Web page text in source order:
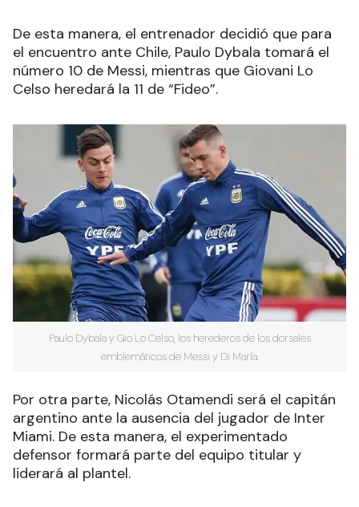
De esta manera, el entrenador decidió que para
el encuentro ante Chile, Paulo Dybala tomará el
número 10 de Messi, mientras que Giovani Lo
Celso heredará la 11 de “Fideo”.
Paulo Dybala y Gio Lo Celso, los herederos de los dorsales
emblemáticos de Messi y Di María.
Por otra parte, Nicolás Otamendi será el capitán
argentino ante la ausencia del jugador de Inter
Miami. De esta manera, el experimentado
defensor formará parte del equipo titular y
liderará al plantel.